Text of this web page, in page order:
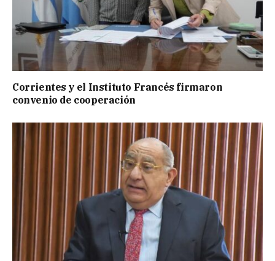
Corrientes y el Instituto Francés firmaron
convenio de cooperación